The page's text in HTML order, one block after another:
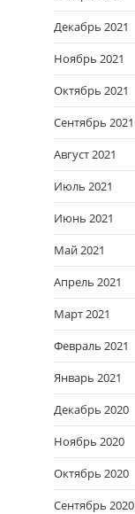
Декабрь 2021
Ноябрь 2021
Октябрь 2021
Сентябрь 2021
Август 2021
Июль 2021
Июнь 2021
Май 2021
Апрель 2021
Март 2021
Февраль 2021
Январь 2021
Декабрь 2020
Ноябрь 2020
Октябрь 2020
Сентябрь 2020